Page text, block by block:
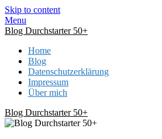
Skip to content
Menu
Blog Durchstarter 50+
Home
Blog
Datenschutzerklärung
Impressum
Über mich
Blog Durchstarter 50+